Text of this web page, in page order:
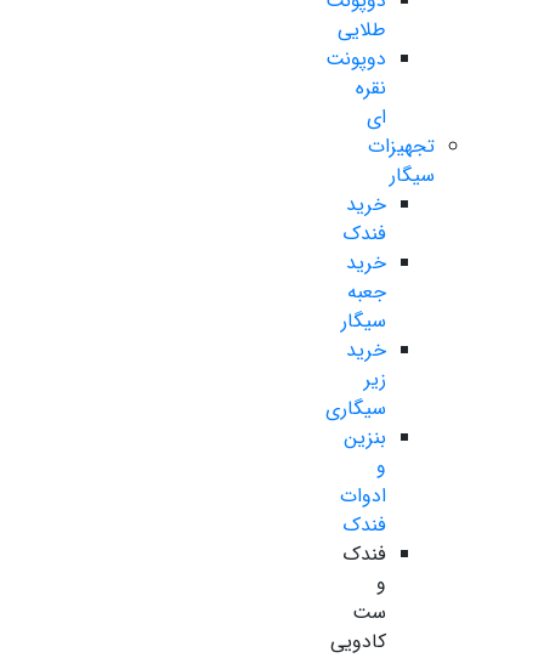
طلایی
دوپونت
نقره
ای
تجهیزات
سیگار
خرید
فندک
خرید
جعبه
سیگار
خرید
زیر
سیگاری
بنزین
و
ادوات
فندک
فندک
و
ست
کادویی